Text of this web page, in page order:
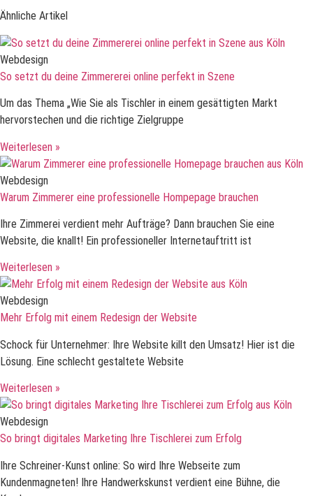
Ähnliche Artikel
Webdesign
So setzt du deine Zimmererei online perfekt in Szene
Um das Thema „Wie Sie als Tischler in einem gesättigten Markt
hervorstechen und die richtige Zielgruppe
Weiterlesen »
Webdesign
Warum Zimmerer eine professionelle Hompepage brauchen
Ihre Zimmerei verdient mehr Aufträge? Dann brauchen Sie eine
Website, die knallt! Ein professioneller Internetauftritt ist
Weiterlesen »
Webdesign
Mehr Erfolg mit einem Redesign der Website
Schock für Unternehmer: Ihre Website killt den Umsatz! Hier ist die
Lösung. Eine schlecht gestaltete Website
Weiterlesen »
Webdesign
So bringt digitales Marketing Ihre Tischlerei zum Erfolg
Ihre Schreiner-Kunst online: So wird Ihre Webseite zum
Kundenmagneten! Ihre Handwerkskunst verdient eine Bühne, die